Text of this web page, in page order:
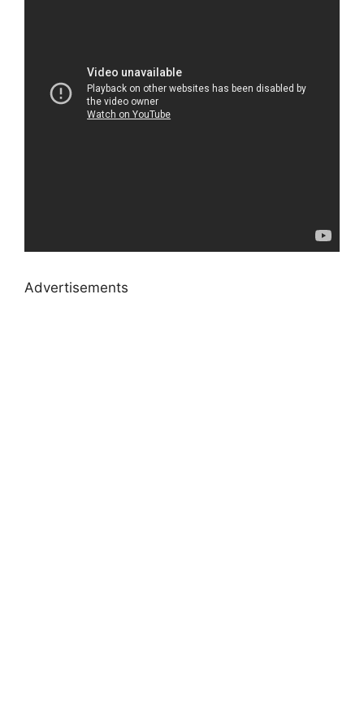
Advertisements